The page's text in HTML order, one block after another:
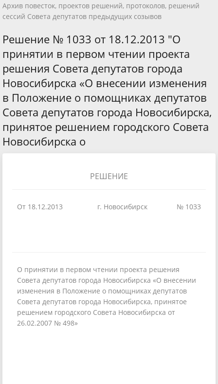
Архив повесток, проектов решений, протоколов, решений
сессий Совета депутатов предыдущих созывов
Решение № 1033 от 18.12.2013 "О
принятии в первом чтении проекта
решения Совета депутатов города
Новосибирска «О внесении изменения
в Положение о помощниках депутатов
Совета депутатов города Новосибирска,
принятое решением городского Совета
Новосибирска о
РЕШЕНИЕ
От 18.12.2013 г. Новосибирск № 1033
О принятии в первом чтении проекта решения
Совета депутатов города Новосибирска «О внесении
изменения в Положение о помощниках депутатов
Совета депутатов города Новосибирска, принятое
решением городского Совета Новосибирска от
26.02.2007 № 498»